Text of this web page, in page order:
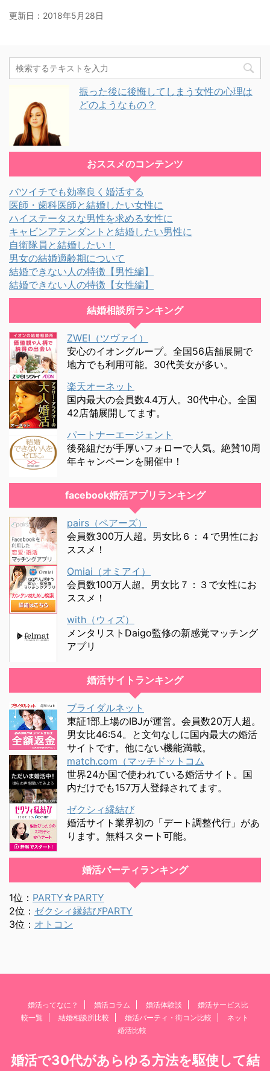
更新日： 2018年5月28日
振った後に後悔してしまう女性の心理は
どのようなもの？
おススメのコンテンツ
バツイチでも効率良く婚活する
医師・歯科医師と結婚したい女性に
ハイステータスな男性を求める女性に
キャビンアテンダントと結婚したい男性に
自衛隊員と結婚したい！
男女の結婚適齢期について
結婚できない人の特徴【男性編】
結婚できない人の特徴【女性編】
結婚相談所ランキング
ZWEI（ツヴァイ）
安心のイオングループ。全国56店舗展開で
地方でも利用可能。30代美女が多い。
楽天オーネット
国内最大の会員数4.4万人。30代中心。全国
42店舗展開してます。
パートナーエージェント
後発組だが手厚いフォローで人気。絶賛10周
年キャンペーンを開催中！
facebook婚活アプリランキング
pairs（ペアーズ）
会員数300万人超。男女比６：４で男性にお
ススメ！
Omiai（オミアイ）
会員数100万人超。男女比７：３で女性にお
ススメ！
with（ウィズ）
メンタリストDaigo監修の新感覚マッチング
アプリ
婚活サイトランキング
ブライダルネット
東証1部上場のIBJが運営。会員数20万人超。
男女比46:54。と文句なしに国内最大の婚活
サイトです。他にない機能満載。
match.com（マッチドットコム
世界24か国で使われている婚活サイト。国
内だけでも157万人登録されてます。
ゼクシィ縁結び
婚活サイト業界初の「デート調整代行」があ
ります。無料スタート可能。
婚活パーティランキング
1位： PARTY☆PARTY
2位： ゼクシィ縁結びPARTY
3位： オトコン
婚活ってなに？ 婚活コラム 婚活体験談
婚活サービス比
較一覧
結婚相談所比較 婚活パーティ・街コン比較
ネット
婚活比較
婚活で30代があらゆる方法を駆使して結